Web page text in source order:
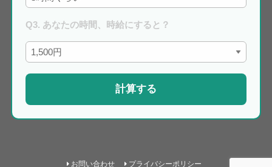
Q3. あなたの時間、時給にすると？
計算する
お問い合わせ プライバシーポリシー